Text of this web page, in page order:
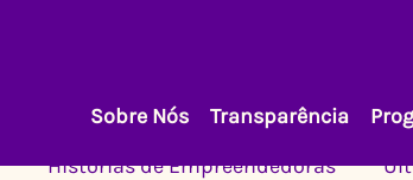
Sobre Nós Transparência
Histórias de Empreendedoras